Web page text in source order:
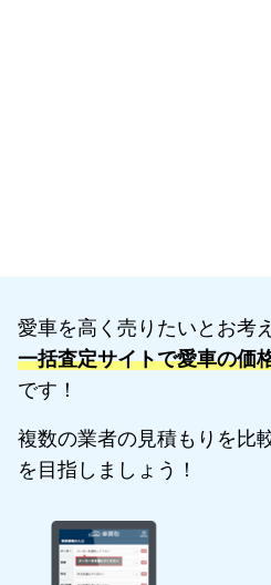
愛車を高く売りたいとお考
一括査定サイトで愛車の価
です！
複数の業者の見積もりを比
を目指しましょう！